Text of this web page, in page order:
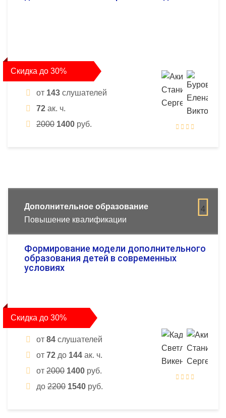
Скидка до 30%
от 143 слушателей
72 ак. ч.
2000 1400 руб.
4
Дополнительное образование
Повышение квалификации
Формирование модели дополнительного
образования детей в современных
условиях
Скидка до 30%
от 84 слушателей
от 72 до 144 ак. ч.
от 2000 1400 руб.
до 2200 1540 руб.